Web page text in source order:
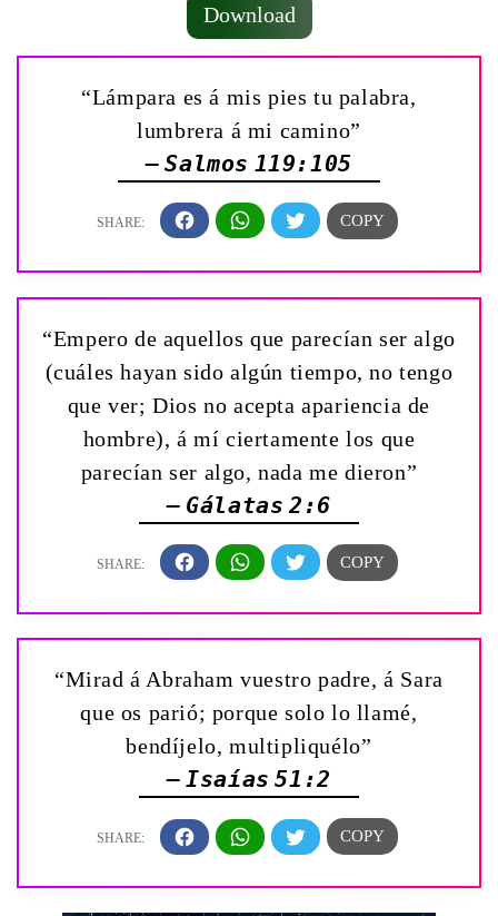
Download
“Lámpara es á mis pies tu palabra,
lumbrera á mi camino”
— Salmos 119:105
“Empero de aquellos que parecían ser algo
(cuáles hayan sido algún tiempo, no tengo
que ver; Dios no acepta apariencia de
hombre), á mí ciertamente los que
parecían ser algo, nada me dieron”
— Gálatas 2:6
“Mirad á Abraham vuestro padre, á Sara
que os parió; porque solo lo llamé,
bendíjelo, multipliquélo”
— Isaías 51:2